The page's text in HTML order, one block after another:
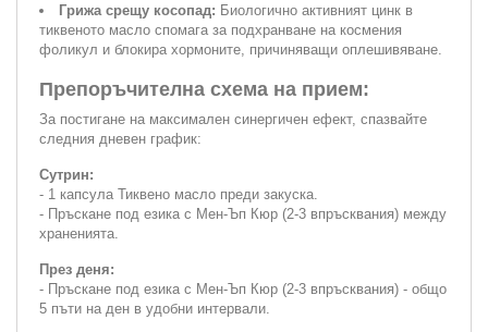
Грижа срещу косопад: Биологично активният цинк в
тиквеното масло спомага за подхранване на космения
фоликул и блокира хормоните, причиняващи оплешивяване.
Препоръчителна схема на прием:
За постигане на максимален синергичен ефект, спазвайте
следния дневен график:
Сутрин:
- 1 капсула Тиквено масло преди закуска.
- Пръскане под езика с Мен-Ъп Кюр (2-3 впръсквания) между
храненията.
През деня:
- Пръскане под езика с Мен-Ъп Кюр (2-3 впръсквания) - общо
5 пъти на ден в удобни интервали.